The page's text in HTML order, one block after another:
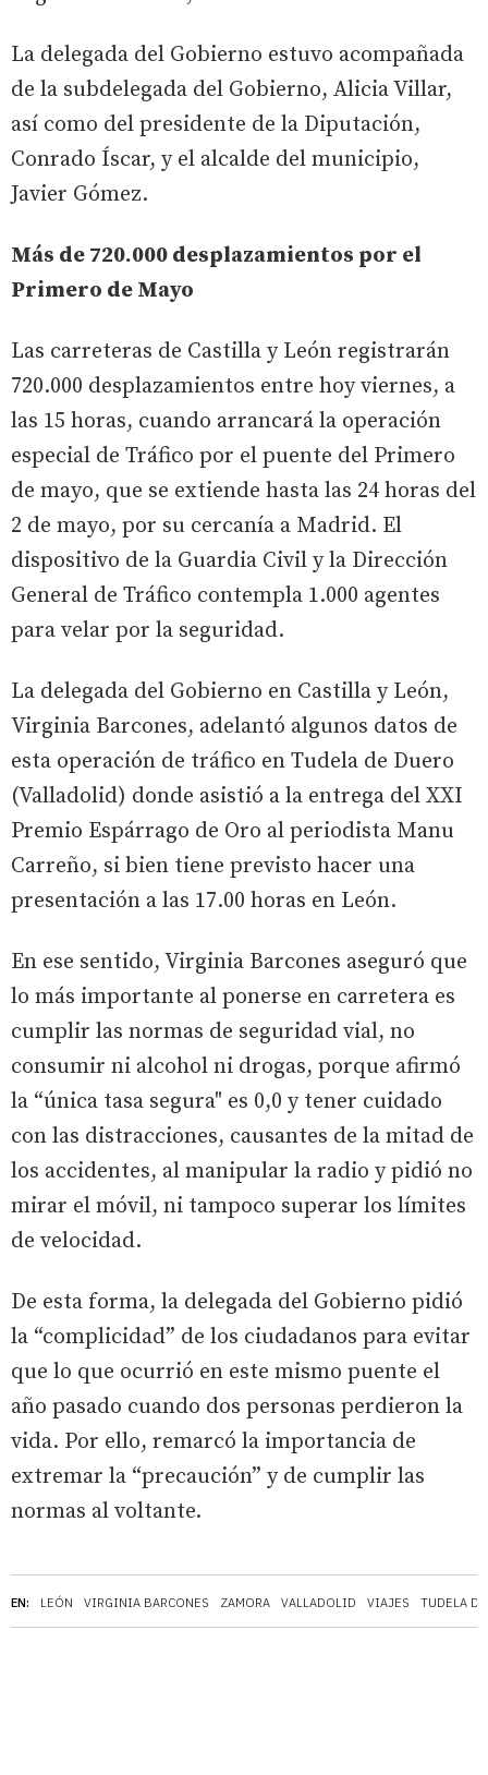
EN: LEÓN VIRGINIA BARCONES ZAMORA VALLADOLID VIAJES TUDELA
La delegada del Gobierno estuvo acompañada
de la subdelegada del Gobierno, Alicia Villar,
así como del presidente de la Diputación,
Conrado Íscar, y el alcalde del municipio,
Javier Gómez.
Más de 720.000 desplazamientos por el
Primero de Mayo
Las carreteras de Castilla y León registrarán
720.000 desplazamientos entre hoy viernes, a
las 15 horas, cuando arrancará la operación
especial de Tráfico por el puente del Primero
de mayo, que se extiende hasta las 24 horas del
2 de mayo, por su cercanía a Madrid. El
dispositivo de la Guardia Civil y la Dirección
General de Tráfico contempla 1.000 agentes
para velar por la seguridad.
La delegada del Gobierno en Castilla y León,
Virginia Barcones, adelantó algunos datos de
esta operación de tráfico en Tudela de Duero
(Valladolid) donde asistió a la entrega del XXI
Premio Espárrago de Oro al periodista Manu
Carreño, si bien tiene previsto hacer una
presentación a las 17.00 horas en León.
En ese sentido, Virginia Barcones aseguró que
lo más importante al ponerse en carretera es
cumplir las normas de seguridad vial, no
consumir ni alcohol ni drogas, porque afirmó
la “única tasa segura" es 0,0 y tener cuidado
con las distracciones, causantes de la mitad de
los accidentes, al manipular la radio y pidió no
mirar el móvil, ni tampoco superar los límites
de velocidad.
De esta forma, la delegada del Gobierno pidió
la “complicidad” de los ciudadanos para evitar
que lo que ocurrió en este mismo puente el
año pasado cuando dos personas perdieron la
vida. Por ello, remarcó la importancia de
extremar la “precaución” y de cumplir las
normas al voltante.